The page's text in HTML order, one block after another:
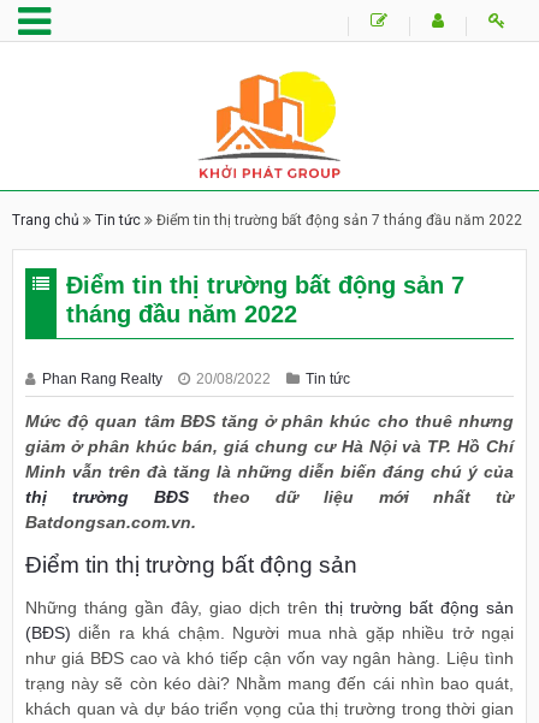
Trang chủ Tin tức Điểm tin thị trường bất động sản 7 tháng đầu năm 2022
Điểm tin thị trường bất động sản 7
tháng đầu năm 2022
Phan Rang Realty 20/08/2022 Tin tức
Mức độ quan tâm BĐS tăng ở phân khúc cho thuê nhưng
giảm ở phân khúc bán, giá chung cư Hà Nội và TP. Hồ Chí
Minh vẫn trên đà tăng là những diễn biến đáng chú ý của
thị trường BĐStheo dữ liệu mới nhất từ
Batdongsan.com.vn.
Điểm tin thị trường bất động sản
Những tháng gần đây, giao dịch trên thị trường bất động sản
(BĐS) diễn ra khá chậm. Người mua nhà gặp nhiều trở ngại
như giá BĐS cao và khó tiếp cận vốn vay ngân hàng. Liệu tình
trạng này sẽ còn kéo dài? Nhằm mang đến cái nhìn bao quát,
khách quan và dự báo triển vọng của thị trường trong thời gian